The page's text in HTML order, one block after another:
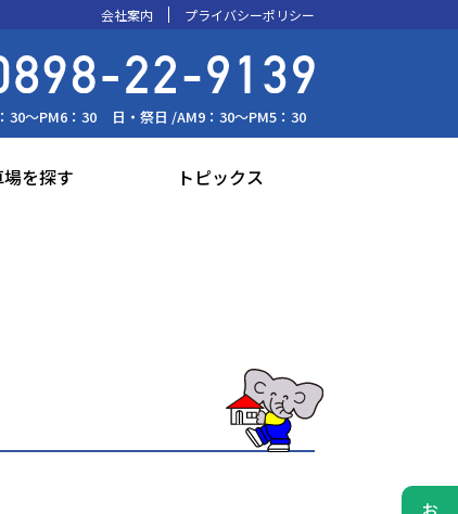
会社案内 プライバシーポリシー
30～PM6：30 日・祭日 /AM9：30～PM5：30
を探す トピックス